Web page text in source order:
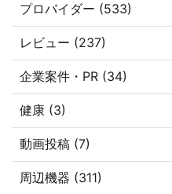
プロバイダー (533)
レビュー (237)
企業案件・PR (34)
健康 (3)
動画投稿 (7)
周辺機器 (311)